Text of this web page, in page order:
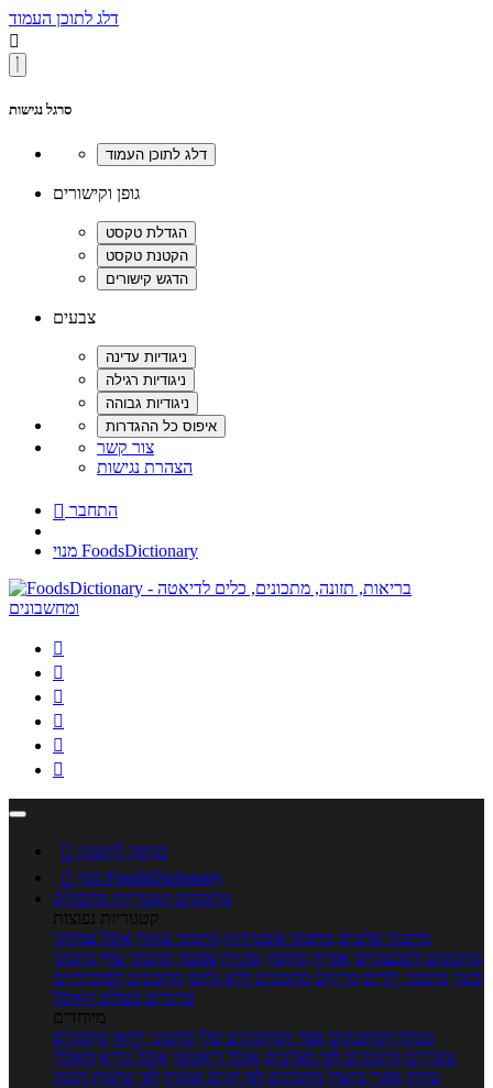
דלג לתוכן העמוד

סרגל נגישות
גופן וקישורים
צבעים
צור קשר
הצהרת נגישות
 התחבר
מנוי FoodsDictionary






 כניסה לחשבון

מנוי FoodsDictionary
מתכונים קטגוריות מתכונים
קטגוריות נפוצות
מתכוני סלטים מתכוני פשטידות מתכוני עוגות אוכל צמחוני
מתכונים לטבעוניים אפייה מוקפץ עוגיות פסטה מתכוני עוף מתכוני
בשר מתכוני ילדים מרקים מתכונים ללא גלוטן מתכונים לסוכרתיים
טרנדים בעולם האוכל
מיוחדים
מנתח המתכונים ספר המתכונים שלי מתכוני וידאו מתכונים
עשירים מתכונים לפי מצרכים אוכל דיאטטי אוכל בריא מאכלי
עדות ספרי בישול מתכונים לפי חגים ועונות לפי שיטות הכנה